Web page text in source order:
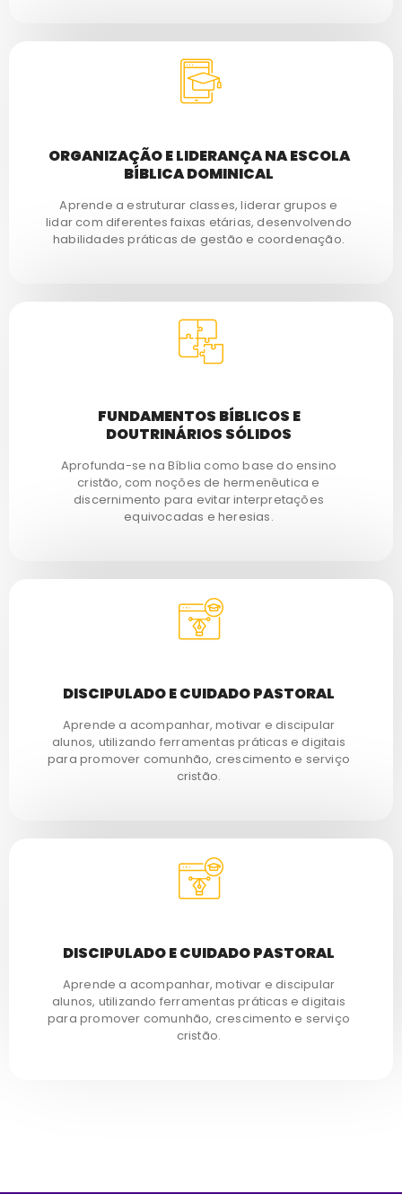
ORGANIZAÇÃO E LIDERANÇA NA ESCOLA
BÍBLICA DOMINICAL
Aprende a estruturar classes, liderar grupos e
lidar com diferentes faixas etárias, desenvolvendo
habilidades práticas de gestão e coordenação.
FUNDAMENTOS BÍBLICOS E
DOUTRINÁRIOS SÓLIDOS
Aprofunda-se na Bíblia como base do ensino
cristão, com noções de hermenêutica e
discernimento para evitar interpretações
equivocadas e heresias.
DISCIPULADO E CUIDADO PASTORAL
Aprende a acompanhar, motivar e discipular
alunos, utilizando ferramentas práticas e digitais
para promover comunhão, crescimento e serviço
cristão.
DISCIPULADO E CUIDADO PASTORAL
Aprende a acompanhar, motivar e discipular
alunos, utilizando ferramentas práticas e digitais
para promover comunhão, crescimento e serviço
cristão.